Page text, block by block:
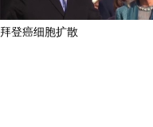
拜登癌细胞扩散